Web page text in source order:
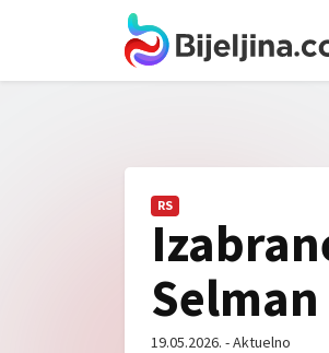
RS
19.05.2026. - Aktuelno